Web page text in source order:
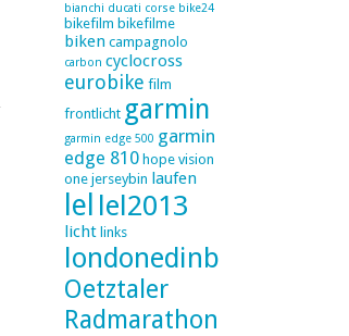
bianchi ducati corse bike24
bikefilm bikefilme
biken campagnolo
carbon cyclocross
eurobike film
frontlicht garmin
garmin edge 500 garmin
edge 810 hope vision
one jerseybin laufen
lel lel2013
licht links
londonedinburghlondon
Oetztaler
Radmarathon